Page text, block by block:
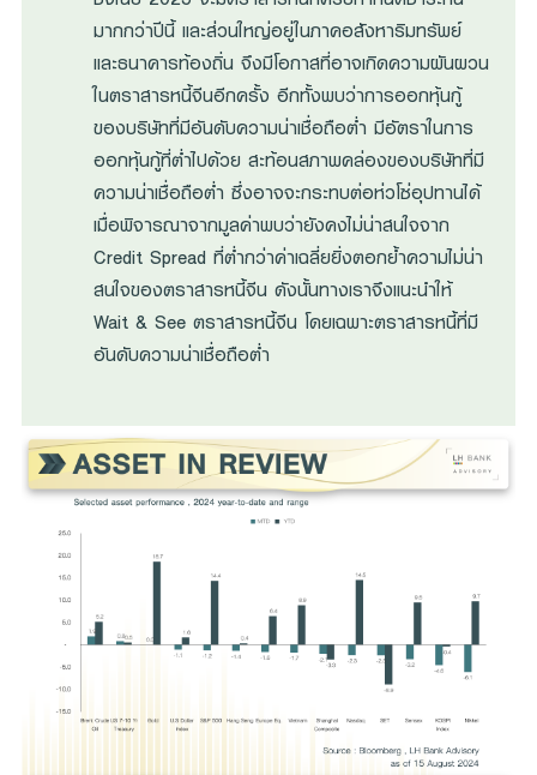
มากกว่าปีนี้ และส่วนใหญ่อยู่ในภาคอสังหาริมทรัพย์
และธนาคารท้องถิ่น จึงมีโอกาสที่อาจเกิดความผันผวน
ในตราสารหนี้จีนอีกครั้ง อีกทั้งพบว่าการออกหุ้นกู้
ของบริษัทที่มีอันดับความน่าเชื่อถือต่ำ มีอัตราในการ
ออกหุ้นกู้ที่ต่ำไปด้วย สะท้อนสภาพคล่องของบริษัทที่มี
ความน่าเชื่อถือต่ำ ซึ่งอาจจะกระทบต่อห่วโซ่อุปทานได้
เมื่อพิจารณาจากมูลค่าพบว่ายังคงไม่น่าสนใจจาก
Credit Spread ที่ต่ำกว่าค่าเฉลี่ยยิ่งตอกย้ำความไม่น่า
สนใจของตราสารหนี้จีน ดังนั้นทางเราจึงแนะนำให้
Wait & See ตราสารหนี้จีน โดยเฉพาะตราสารหนี้ที่มี
อันดับความน่าเชื่อถือต่ำ